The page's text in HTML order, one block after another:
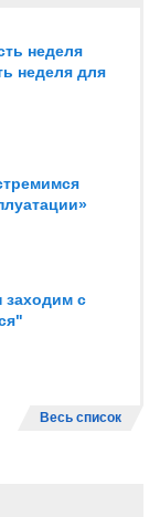
неделя
неделя для
заходим с
Весь список